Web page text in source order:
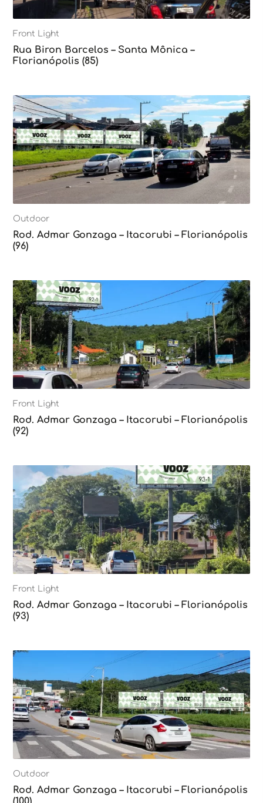
Front Light
Rua Biron Barcelos – Santa Mônica –
Florianópolis (85)
Outdoor
Rod. Admar Gonzaga – Itacorubi – Florianópolis
(96)
Front Light
Rod. Admar Gonzaga – Itacorubi – Florianópolis
(92)
Front Light
Rod. Admar Gonzaga – Itacorubi – Florianópolis
(93)
Outdoor
Rod. Admar Gonzaga – Itacorubi – Florianópolis